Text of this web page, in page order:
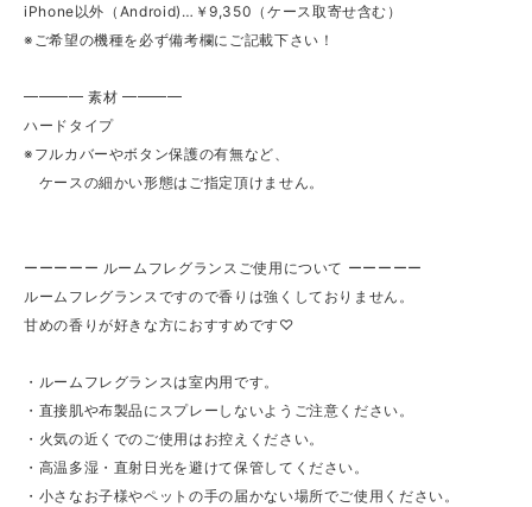
iPhone以外（Android)…￥9,350（ケース取寄せ含む）
※ご希望の機種を必ず備考欄にご記載下さい！
━━━━ 素材 ━━━━
ハードタイプ
※フルカバーやボタン保護の有無など、
ケースの細かい形態はご指定頂けません。
ーーーーー ルームフレグランスご使用について ーーーーー
ルームフレグランスですので香りは強くしておりません。
甘めの香りが好きな方におすすめです♡
・ルームフレグランスは室内用です。
・直接肌や布製品にスプレーしないようご注意ください。
・火気の近くでのご使用はお控えください。
・高温多湿・直射日光を避けて保管してください。
・小さなお子様やペットの手の届かない場所でご使用ください。